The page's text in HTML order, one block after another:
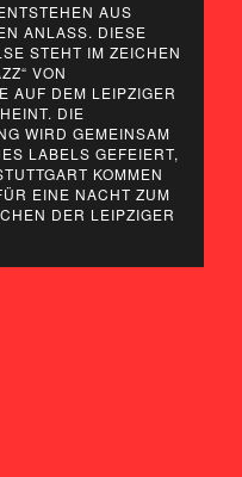
AUS
ANLASS. DIESE
STEHT IM ZEICHEN
VON
AUF DEM LEIPZIGER
DIE
WIRD GEMEINSAM
LABELS GEFEIERT,
KOMMEN
EINE NACHT ZUM
DER LEIPZIGER